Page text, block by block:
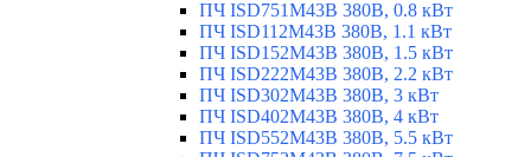
ПЧ ISD751M43B 380В, 0.8 кВт
ПЧ ISD112M43B 380В, 1.1 кВт
ПЧ ISD152M43B 380В, 1.5 кВт
ПЧ ISD222M43B 380В, 2.2 кВт
ПЧ ISD302M43B 380В, 3 кВт
ПЧ ISD402M43B 380В, 4 кВт
ПЧ ISD552M43B 380В, 5.5 кВт